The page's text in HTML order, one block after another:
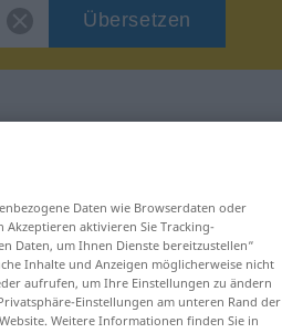
Übersetzen
Daten wie Browserdaten oder
aktivieren Sie Tracking-
Daten, um Ihnen Dienste bereitzustellen“
Inhalte und Anzeigen möglicherweise nicht
aufrufen, um Ihre Einstellungen zu ändern
Einstellungen am unteren Rand der
Weitere Informationen finden Sie in